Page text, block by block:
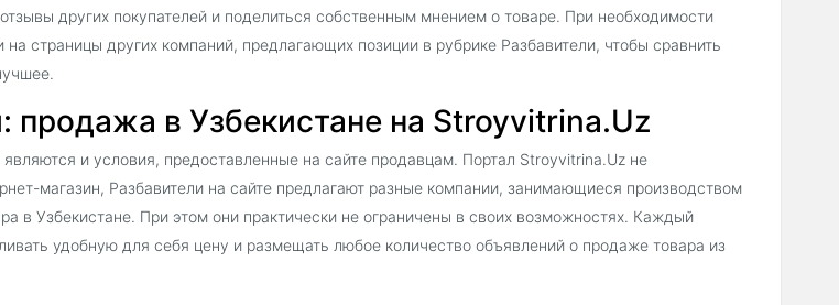
других покупателей и поделиться собственным мнением о товаре. При необходимости
на страницы других компаний, предлагающих позиции в рубрике Разбавители, чтобы сравнить
продажа в Узбекистане на Stroyvitrina.Uz
и условия, предоставленные на сайте продавцам. Портал Stroyvitrina.Uz не
магазин, Разбавители на сайте предлагают разные компании, занимающиеся производством
в Узбекистане. При этом они практически не ограничены в своих возможностях. Каждый
удобную для себя цену и размещать любое количество объявлений о продаже товара из